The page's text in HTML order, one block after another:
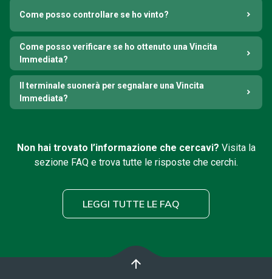
Come posso controllare se ho vinto?
Come posso verificare se ho ottenuto una Vincita
Immediata?
Il terminale suonerà per segnalare una Vincita
Immediata?
Non hai trovato l’informazione che cercavi? Visita la
sezione FAQ e trova tutte le risposte che cerchi.
LEGGI TUTTE LE FAQ
arrow_upward